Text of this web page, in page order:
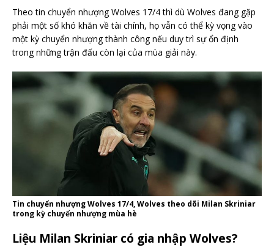
Theo tin chuyển nhượng Wolves 17/4 thì dù Wolves đang gặp
phải một số khó khăn về tài chính, họ vẫn có thể kỳ vọng vào
một kỳ chuyển nhượng thành công nếu duy trì sự ổn định
trong những trận đấu còn lại của mùa giải này.
Tin chuyển nhượng Wolves 17/4, Wolves theo dõi Milan Skriniar
trong kỳ chuyển nhượng mùa hè
Liệu Milan Skriniar có gia nhập Wolves?